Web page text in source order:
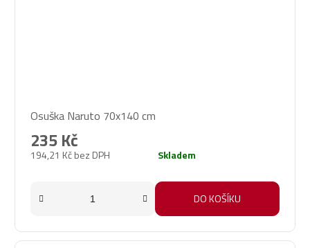
Osuška Naruto 70x140 cm
194,21 Kč bez DPH
235 Kč
Skladem
DO KOŠÍKU